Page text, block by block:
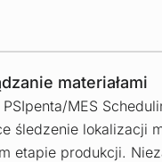
materiałami
MES
śledzenie lokalizacji
etapie produkcji.